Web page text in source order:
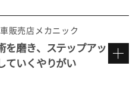
職は、私にとっては
入社後に約7年間テク
ちに、他社を経験。
仕事のおもしろさが
司に声をかけていた
での再スタートを切
」。
販売店メカニック
を磨き、ステップアッ
ていくやりがい